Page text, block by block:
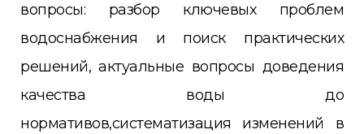
вопросы: разбор ключевых проблем
водоснабжения и поиск практических
решений, актуальные вопросы доведения
качества воды до
нормативов,систематизация изменений в